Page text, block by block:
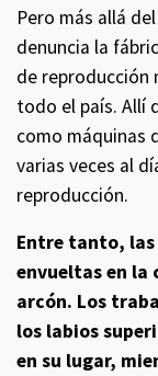
Pero más allá
denuncia la
de reproducción
todo el país. Allí
como máquinas
varias veces al
reproducción.
Entre tanto, las
envueltas en la
arcón. Los
los labios
en su lugar,